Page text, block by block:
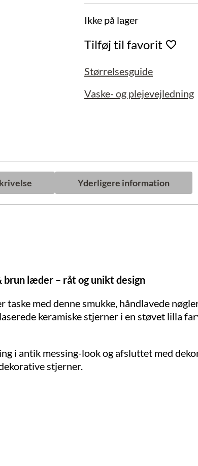
Ikke på lager
Tilføj til favorit
Størrelsesguide
Vaske- og plejevejledning
Yderligere information
brun læder – råt og unikt design
med denne smukke, håndlavede
keramiske stjerner i en støvet lilla
i antik messing-look og afsluttet med
stjerner.